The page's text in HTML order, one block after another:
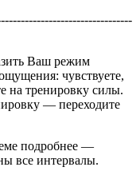
Ваш режим
чувствуете,
на тренировку силы.
— переходите
подробнее —
все интервалы.